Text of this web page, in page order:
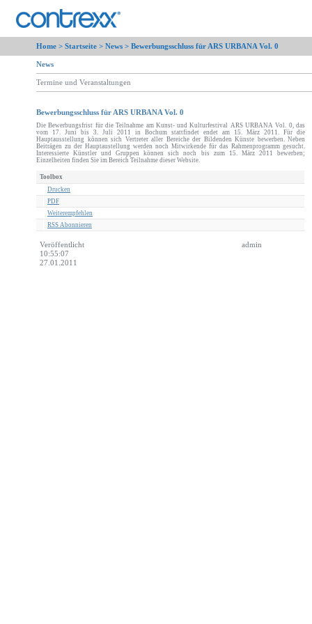
Home > Startseite > News > Bewerbungsschluss für ARS URBANA Vol. 0
News
Termine und Veranstaltungen
Bewerbungsschluss für ARS URBANA Vol. 0
Die Bewerbungsfrist für die Teilnahme am Kunst- und Kulturfestival ARS URBANA Vol. 0, das
vom 17. Juni bis 3. Juli 2011 in Bochum stattfindet endet am 15. März 2011. Für die
Hauptausstellung können sich Vertreter aller Bereiche der Bildenden Künste bewerben. Neben
Beiträgen zu der Hauptaustellung werden noch Mitwirkende für das Rahmenprogramm gesucht.
Interessierte Künstler und Gruppen können sich noch bis zum 15. März 2011 bewerben;
Einzelheiten finden Sie im Bereich Teilnahme dieser Website.
Toolbox
Drucken
PDF
Weiterempfehlen
RSS Abonnieren
Veröffentlicht
10:55:07
27.01.2011
admin